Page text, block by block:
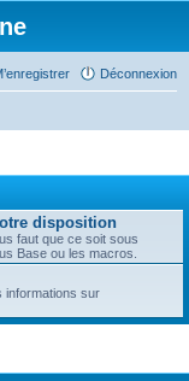
Déconnexion
disposition
faut que ce soit sous
Base ou les macros.
informations sur